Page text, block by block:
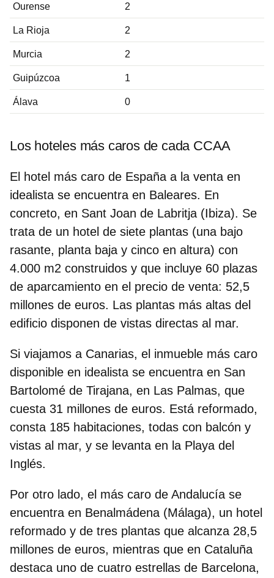
Ourense 2
La Rioja 2
Murcia 2
Guipúzcoa 1
Álava 0
Los hoteles más caros de cada CCAA
El hotel más caro de España a la venta en
idealista se encuentra en Baleares. En
concreto, en Sant Joan de Labritja (Ibiza). Se
trata de un hotel de siete plantas (una bajo
rasante, planta baja y cinco en altura) con
4.000 m2 construidos y que incluye 60 plazas
de aparcamiento en el precio de venta: 52,5
millones de euros. Las plantas más altas del
edificio disponen de vistas directas al mar.
Si viajamos a Canarias, el inmueble más caro
disponible en idealista se encuentra en San
Bartolomé de Tirajana, en Las Palmas, que
cuesta 31 millones de euros. Está reformado,
consta 185 habitaciones, todas con balcón y
vistas al mar, y se levanta en la Playa del
Inglés.
Por otro lado, el más caro de Andalucía se
encuentra en Benalmádena (Málaga), un hotel
reformado y de tres plantas que alcanza 28,5
millones de euros, mientras que en Cataluña
destaca uno de cuatro estrellas de Barcelona,